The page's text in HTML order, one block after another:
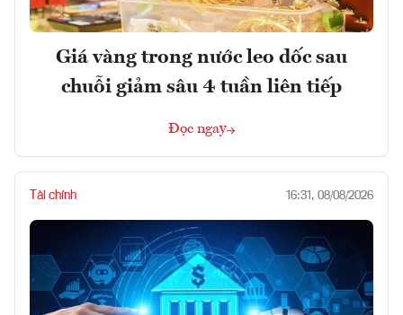
Giá vàng trong nước leo dốc sau
chuỗi giảm sâu 4 tuần liên tiếp
Đọc ngay
Tài chính 16:31, 08/08/2026